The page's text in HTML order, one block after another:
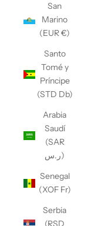
San
Marino
(EUR €)
Santo
Tomé y
Príncipe
(STD Db)
Arabia
Saudí
(SAR
ر.س)
Senegal
(XOF Fr)
Serbia
(RSD